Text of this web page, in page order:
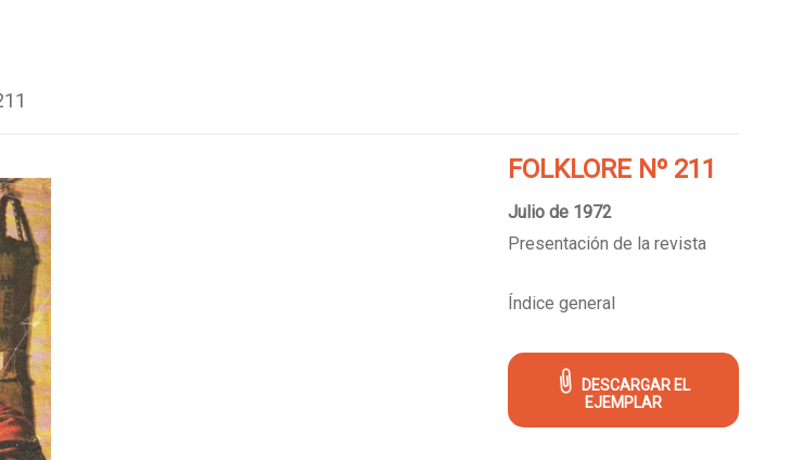
FOLKLORE Nº 211
Julio de 1972
Presentación de la revista
Índice general
DESCARGAR EL
EJEMPLAR